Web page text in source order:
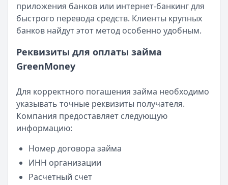
приложения банков или интернет-банкинг для
быстрого перевода средств. Клиенты крупных
банков найдут этот метод особенно удобным.
Реквизиты для оплаты займа
GreenMoney
Для корректного погашения займа необходимо
указывать точные реквизиты получателя.
Компания предоставляет следующую
информацию:
Номер договора займа
ИНН организации
Расчетный счет